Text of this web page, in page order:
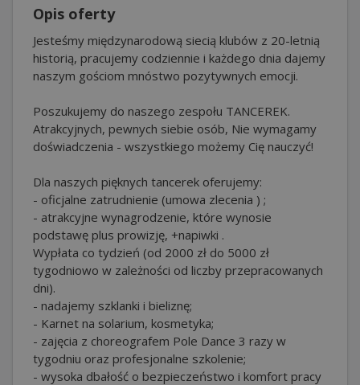
Opis oferty
Jesteśmy międzynarodową siecią klubów z 20-letnią
historią, pracujemy codziennie i każdego dnia dajemy
naszym gościom mnóstwo pozytywnych emocji.
Poszukujemy do naszego zespołu TANCEREK.
Atrakcyjnych, pewnych siebie osób, Nie wymagamy
doświadczenia - wszystkiego możemy Cię nauczyć!
Dla naszych pięknych tancerek oferujemy:
- oficjalne zatrudnienie (umowa zlecenia ) ;
- atrakcyjne wynagrodzenie, które wynosie
podstawę plus prowizję, +napiwki .
Wypłata co tydzień (od 2000 zł do 5000 zł
tygodniowo w zależności od liczby przepracowanych
dni).
- nadajemy szklanki i bieliznę;
- Karnet na solarium, kosmetyka;
- zajęcia z choreografem Pole Dance 3 razy w
tygodniu oraz profesjonalne szkolenie;
- wysoka dbałość o bezpieczeństwo i komfort pracy